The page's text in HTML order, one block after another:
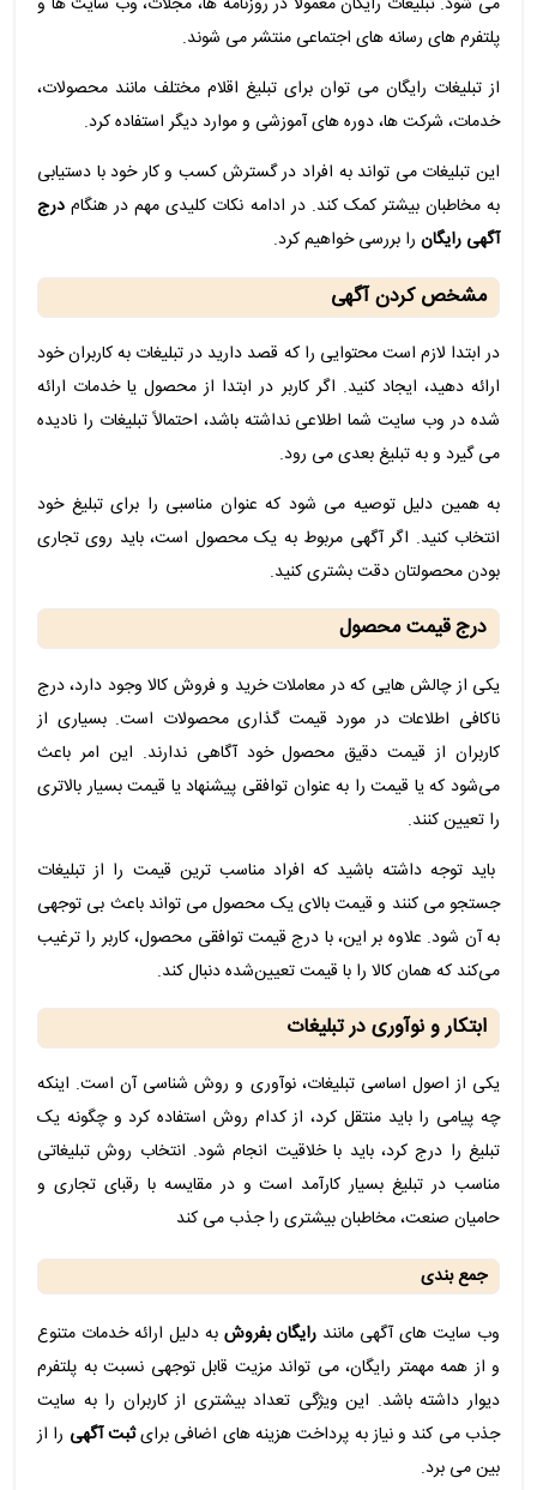
پلتفرم های رسانه های اجتماعی منتشر می شوند.
از تبلیغات رایگان می توان برای تبلیغ اقلام مختلف مانند محصولات،
خدمات، شرکت ها، دوره های آموزشی و موارد دیگر استفاده کرد.
این تبلیغات می تواند به افراد در گسترش کسب و کار خود با دستیابی
به مخاطبان بیشتر کمک کند. در ادامه نکات کلیدی مهم در هنگام درج
آگهی رایگان را بررسی خواهیم کرد.
مشخص کردن آگهی
در ابتدا لازم است محتوایی را که قصد دارید در تبلیغات به کاربران خود
ارائه دهید، ایجاد کنید. اگر کاربر در ابتدا از محصول یا خدمات ارائه
شده در وب سایت شما اطلاعی نداشته باشد، احتمالاً تبلیغات را نادیده
می گیرد و به تبلیغ بعدی می رود.
به همین دلیل توصیه می شود که عنوان مناسبی را برای تبلیغ خود
انتخاب کنید. اگر آگهی مربوط به یک محصول است، باید روی تجاری
بودن محصولتان دقت بشتری کنید.
درج قیمت محصول
یکی از چالش هایی که در معاملات خرید و فروش کالا وجود دارد، درج
ناکافی اطلاعات در مورد قیمت گذاری محصولات است. بسیاری از
کاربران از قیمت دقیق محصول خود آگاهی ندارند. این امر باعث
می‌شود که یا قیمت را به عنوان توافقی پیشنهاد یا قیمت بسیار بالاتری
را تعیین کنند.
باید توجه داشته باشید که افراد مناسب ترین قیمت را از تبلیغات
جستجو می کنند و قیمت بالای یک محصول می تواند باعث بی توجهی
به آن شود. علاوه بر این، با درج قیمت توافقی محصول، کاربر را ترغیب
می‌کند که همان کالا را با قیمت تعیین‌شده دنبال کند.
ابتکار و نوآوری در تبلیغات
یکی از اصول اساسی تبلیغات، نوآوری و روش شناسی آن است. اینکه
چه پیامی را باید منتقل کرد، از کدام روش استفاده کرد و چگونه یک
تبلیغ را درج کرد، باید با خلاقیت انجام شود. انتخاب روش تبلیغاتی
مناسب در تبلیغ بسیار کارآمد است و در مقایسه با رقبای تجاری و
حامیان صنعت، مخاطبان بیشتری را جذب می کند
جمع بندی
وب سایت های آگهی مانند رایگان بفروش به دلیل ارائه خدمات متنوع
و از همه مهمتر رایگان، می تواند مزیت قابل توجهی نسبت به پلتفرم
دیوار داشته باشد. این ویژگی تعداد بیشتری از کاربران را به سایت
جذب می کند و نیاز به پرداخت هزینه های اضافی برایثبت آگهی را از
بین می برد.